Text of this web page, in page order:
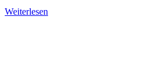
Weiterlesen